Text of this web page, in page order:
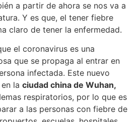
a partir de ahora se nos va a
Y es que, el tener fiebre
claro de tener la enfermedad.
el coronavirus es una
que se propaga al entrar en
infectada. Este nuevo
la ciudad china de Wuhan,
respiratorios, por lo que es
a las personas con fiebre de